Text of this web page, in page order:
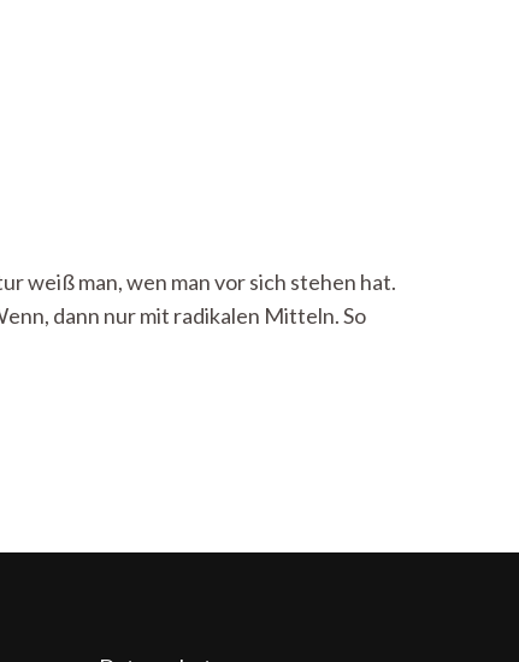
weiß man, wen man vor sich stehen hat.
dann nur mit radikalen Mitteln. So